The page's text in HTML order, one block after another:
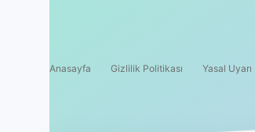
Anasayfa Gizlilik Politikası Yasal Uyarı